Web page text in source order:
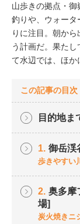
山歩きの拠点・御
釣りや、ウォータ
りに注目。朝か
う計画だ。果た
て水辺では、ほか
この記事の目次
目的地ま
1. 御岳渓
歩きやすい
2. 奥多摩
場]
炭火焼きニ